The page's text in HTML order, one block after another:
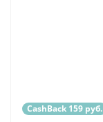
CashBack 159 руб.